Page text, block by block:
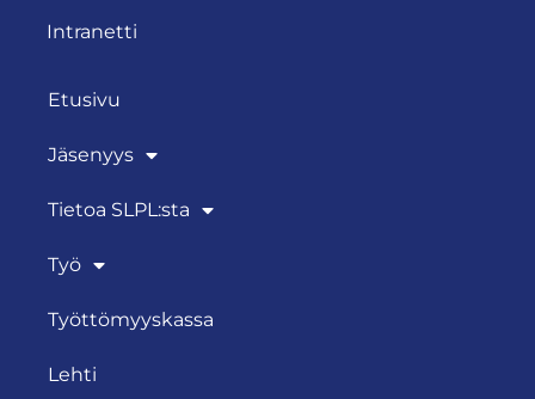
Intranetti
Etusivu
Jäsenyys
Tietoa SLPL:sta
Työ
Työttömyyskassa
Lehti